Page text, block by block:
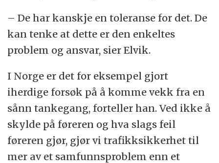
– De har kanskje en toleranse for det. De
kan tenke at dette er den enkeltes
problem og ansvar, sier Elvik.
I Norge er det for eksempel gjort
iherdige forsøk på å komme vekk fra en
sånn tankegang, forteller han. Ved ikke å
skylde på føreren og hva slags feil
føreren gjør, gjør vi trafikksikkerhet til
mer av et samfunnsproblem enn et